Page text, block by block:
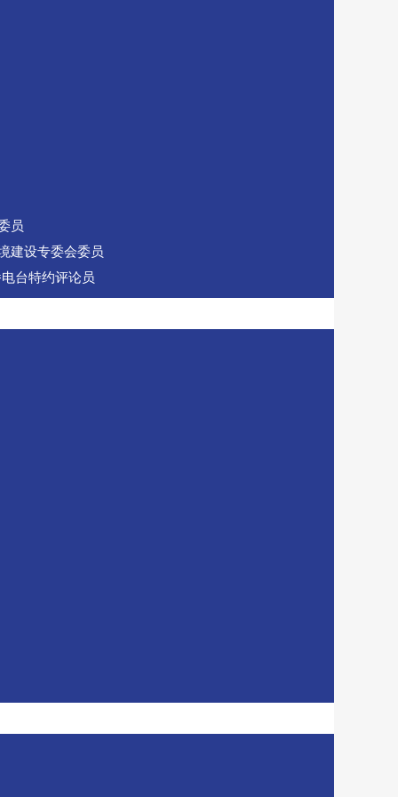
员
建设专委会委员
台特约评论员